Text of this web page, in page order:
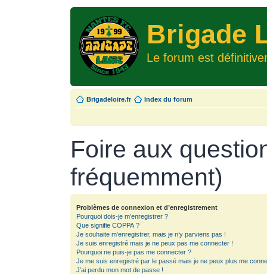
Brigade
Le forum est
Brigadeloire.fr Index du forum
Foire aux
fréquemment)
Problèmes de connexion et d’enregistrement
Pourquoi dois-je m’enregistrer ?
Que signifie COPPA ?
Je souhaite m’enregistrer, mais je n’y parviens pas !
Je suis enregistré mais je ne peux pas me connecter !
Pourquoi ne puis-je pas me connecter ?
Je me suis enregistré par le passé mais je ne peux plus me
J’ai perdu mon mot de passe !